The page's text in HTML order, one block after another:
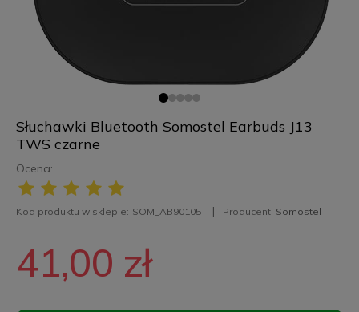
Słuchawki Bluetooth Somostel Earbuds J13
TWS czarne
Ocena:
Kod produktu w sklepie: SOM_AB90105 Producent: Somostel
41,00 zł